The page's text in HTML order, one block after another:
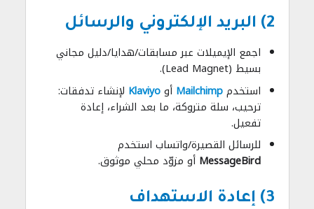
2) البريد الإلكتروني والرسائل
اجمع الإيميلات عبر مسابقات/هدايا/دليل مجاني
بسيط (Lead Magnet).
استخدمMailchimp أوKlaviyo لإنشاء تدفقات:
ترحيب، سلة متروكة، ما بعد الشراء، إعادة
تفعيل.
للرسائل القصيرة/واتساب استخدم
MessageBird أو مزوّد محلي موثوق.
3) إعادة الاستهداف